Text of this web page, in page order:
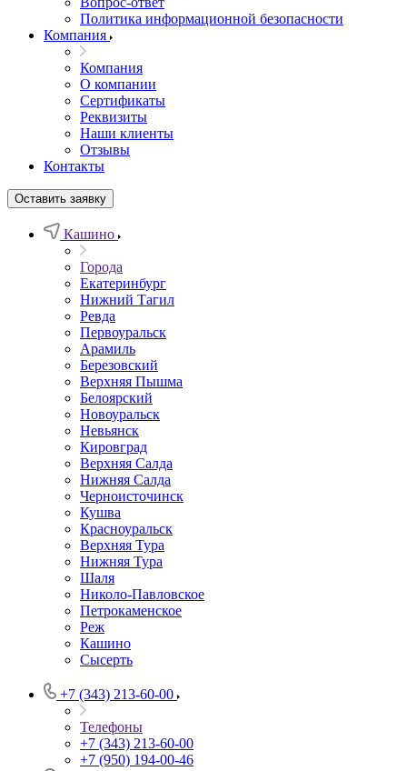
Политика информационной безопасности
Компания
Компания
О компании
Сертификаты
Реквизиты
Наши клиенты
Отзывы
Контакты
Оставить заявку
Кашино
Города
Екатеринбург
Нижний Тагил
Ревда
Первоуральск
Арамиль
Березовский
Верхняя Пышма
Белоярский
Новоуральск
Невьянск
Кировград
Верхняя Салда
Нижняя Салда
Черноисточинск
Кушва
Красноуральск
Верхняя Тура
Нижняя Тура
Шаля
Николо-Павловское
Петрокаменское
Реж
Кашино
Сысерть
+7 (343) 213-60-00
Телефоны
+7 (343) 213-60-00
+7 (950) 194-00-46